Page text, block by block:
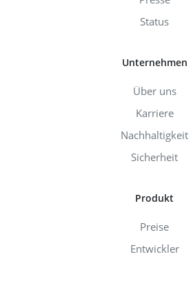
Status
Unternehmen
Über uns
Karriere
Nachhaltigkeit
Sicherheit
Produkt
Preise
Entwickler